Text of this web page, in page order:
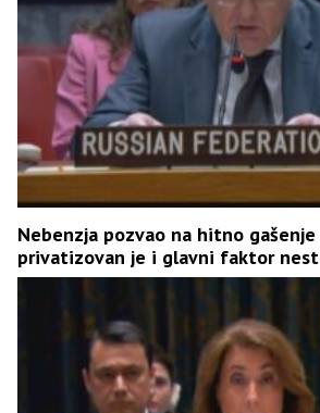
Nebenzja pozvao na hitno gašenje
privatizovan je i glavni faktor